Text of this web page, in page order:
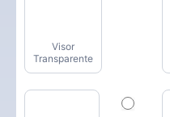
Visor
Transparente